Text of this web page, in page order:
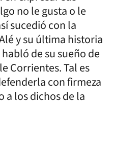
no le gusta o le
sucedió con la
y su última historia
de su sueño de
Corrientes. Tal es
con firmeza
a los dichos de la